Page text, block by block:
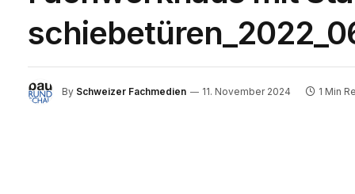
By Schweizer Fachmedien 11. November 2024 1 Min